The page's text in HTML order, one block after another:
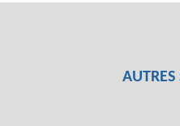
AUTRES